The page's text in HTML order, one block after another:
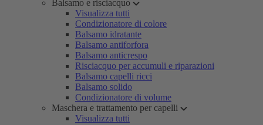
Balsamo e risciacquo
Visualizza tutti
Condizionatore di colore
Balsamo idratante
Balsamo antiforfora
Balsamo anticrespo
Risciacquo per accumuli e riparazioni
Balsamo capelli ricci
Balsamo solido
Condizionatore di volume
Maschera e trattamento per capelli
Visualizza tutti